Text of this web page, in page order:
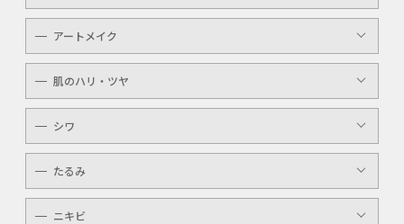
メンズ
キッズ
介護
レーザートーニング
顔・体のシミ取り
ピコレーザー
アートメイク
眉（アイブロウ）
唇（リップ）
メンズ
アイライン
肌のハリ・ツヤ
YAGシャワー
マッサージピール
ケミカルピーリング
シワ
ボトックスボツラックス
ボトックスビスタ
たるみ
YAGシャワー
ニキビ